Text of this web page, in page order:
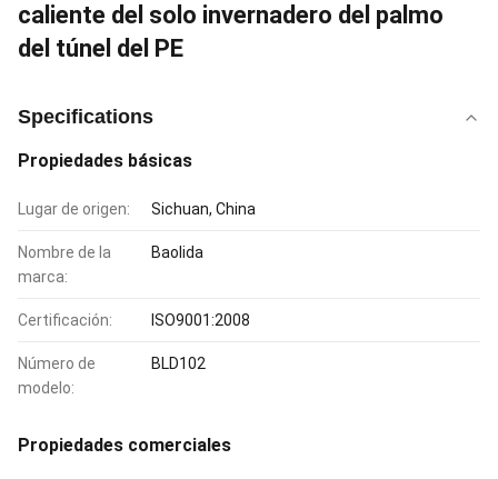
caliente del solo invernadero del palmo
del túnel del PE
Specifications
Propiedades básicas
Lugar de origen: Sichuan, China
Nombre de la
marca:
Baolida
Certificación: ISO9001:2008
Número de
modelo:
BLD102
Propiedades comerciales